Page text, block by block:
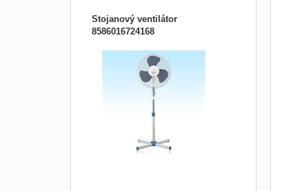
Stojanový ventilátor
8586016724168
Stojanový ventilátor; Veľmi tichý a
spoľahlivý chod; 3 rýchlosti motora;
Oscilujúci (otáčanie v rozmedzí 90°);
Vrtuľa chránená mriežkou proti možným
poraneniam; Priemer vrtule 35 cm;
Max.výška : 133 cm; Hmotnosť : 2,4 kg;